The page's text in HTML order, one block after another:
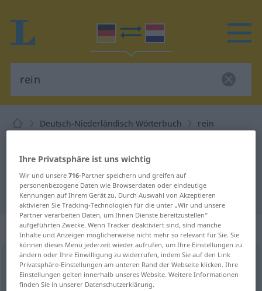
Deutsch-Niederländisch Wörterbuch rein
Übersetzung für "rein"
"rein" Niederländisch Übersetzung
„rein“: Adjektiv
reinadj
Übersicht aller Übersetzungen
Ihre Privatsphäre ist uns wichtig
Wir und unsere716-Partner speichern und greifen auf
personenbezogene Daten wie Browserdaten oder eindeutige
Kennungen auf Ihrem Gerät zu. Durch Auswahl von Akzeptieren
aktivieren Sie Tracking-Technologien für die unter „Wir und unsere
Partner verarbeiten Daten, um Ihnen Dienste bereitzustellen“
aufgeführten Zwecke. Wenn Tracker deaktiviert sind, sind manche
Inhalte und Anzeigen möglicherweise nicht mehr so relevant für Sie. Sie
können dieses Menü jederzeit wieder aufrufen, um Ihre Einstellungen zu
ändern oder Ihre Einwilligung zu widerrufen, indem Sie auf den Link
Privatsphäre-Einstellungen am unteren Rand der Webseite klicken. Ihre
Einstellungen gelten innerhalb unseres Website. Weitere Informationen
finden Sie in unserer Datenschutzerklärung.